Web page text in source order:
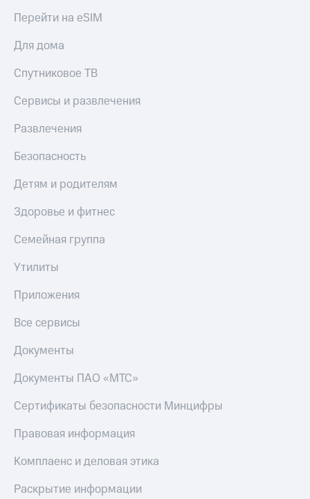
Перейти на eSIM
Для дома
Спутниковое ТВ
Сервисы и развлечения
Развлечения
Безопасность
Детям и родителям
Здоровье и фитнес
Семейная группа
Утилиты
Приложения
Все сервисы
Документы
Документы ПАО «МТС»
Сертификаты безопасности Минцифры
Правовая информация
Комплаенс и деловая этика
Раскрытие информации